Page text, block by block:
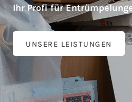
Ihr Profi für
UNSERE LEISTUNGEN